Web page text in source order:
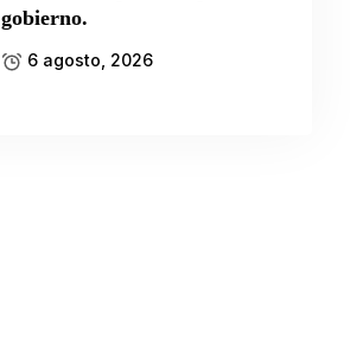
gobierno.
6 agosto, 2026